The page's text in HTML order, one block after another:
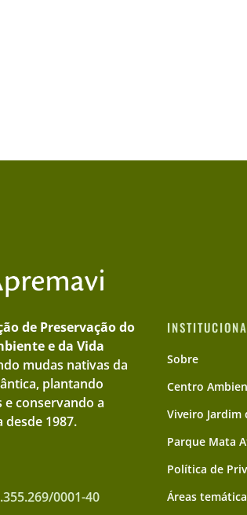
de Preservação do
e da Vida
mudas nativas da
plantando
e conservando a
desde 1987.
0001-40
Sobre
Centro
Viveiro Jardim
Parque Mata
Política de
Áreas